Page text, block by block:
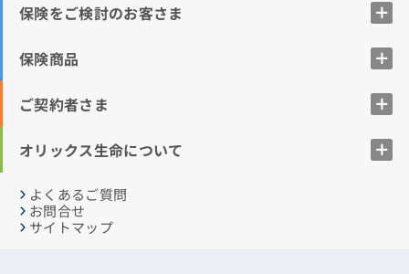
保険をご検討のお客さま
保険商品
ご契約者さま
オリックス生命について
よくあるご質問
お問合せ
サイトマップ